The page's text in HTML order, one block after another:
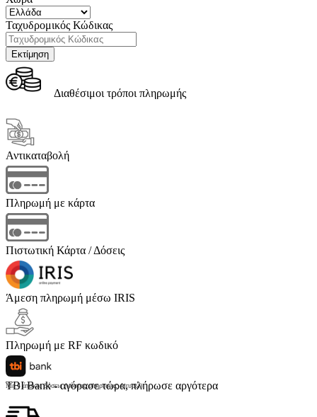
Ταχυδρομικός Κώδικας
Διαθέσιμοι τρόποι πληρωμής
Αντικαταβολή
Πληρωμή με κάρτα
Πιστωτική Κάρτα / Δόσεις
Άμεση πληρωμή μέσω IRIS
Πληρωμή με RF κωδικό
TBI Bank - αγόρασε τώρα, πλήρωσε αργότερα
Με 4 άτοκες δόσεις (κόστος υπηρεσίας 4 ευρώ)